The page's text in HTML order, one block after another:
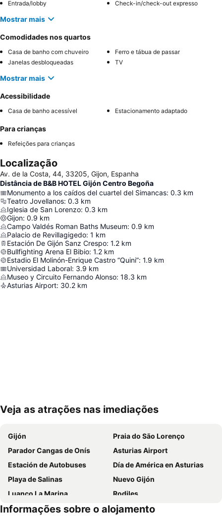
Entrada/lobby Check-in/check-out expresso
Mostrar mais
Comodidades nos quartos
Casa de banho com chuveiro
Ferro e tábua de passar
Janelas desbloqueadas
TV
Mostrar mais
Acessibilidade
Casa de banho acessível Estacionamento adaptado
Para crianças
Refeições para crianças
Localização
Av. de la Costa, 44, 33205, Gijon, Espanha
Distância de B&B HOTEL Gijón Centro Begoña
Monumento a los caídos del cuartel del Simancas: 0.3 km
Teatro Jovellanos: 0.3 km
Iglesia de San Lorenzo: 0.3 km
Gijon: 0.9 km
Campo Valdés Roman Baths Museum: 0.9 km
Palacio de Revillagigedo: 1 km
Estación De Gijón Sanz Crespo: 1.2 km
Bullfighting Arena El Bibio: 1.2 km
Estadio El Molinón-Enrique Castro “Quini”: 1.9 km
Universidad Laboral: 3.9 km
Museo y Circuito Fernando Alonso: 18.3 km
Asturias Airport: 30.2 km
Ampliar mapa
Veja as atrações nas imediações
Gijón
Praia do São Lorenço
Parador Cangas de Onís
Asturias Airport
Estación de Autobuses
Día de América en Asturias
Playa de Salinas
Nuevo Gijón
Luanco La Marina
Rodiles
Somió
Centro
Informações sobre o alojamento